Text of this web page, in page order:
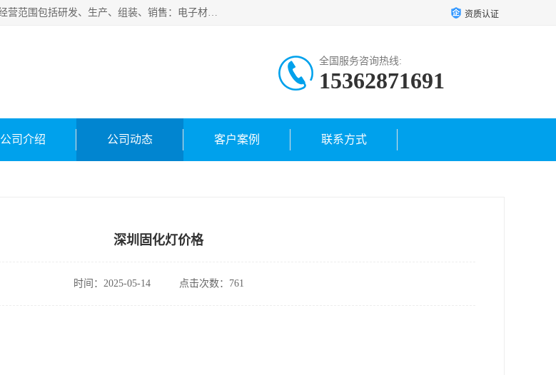
东莞市合凯电子科技有限公司成立于2018年，注册地位于广东省东莞市长安镇。经营范围包括研发、生产、组装、销售：电子材料、电子辅料、机器设备、自动化设备、光电设备、电子配件等，主要产品有：面光源、固化灯、固化机、冷光源uv、uv线光源、镜头uv。主营环形光源，条形光源等标准光源定制光源，其他!欢迎咨询! 资质认证
全国服务咨询热线:
15362871691
公司介绍 公司动态 客户案例 联系方式
深圳固化灯价格
时间：2025-05-14 点击次数：761